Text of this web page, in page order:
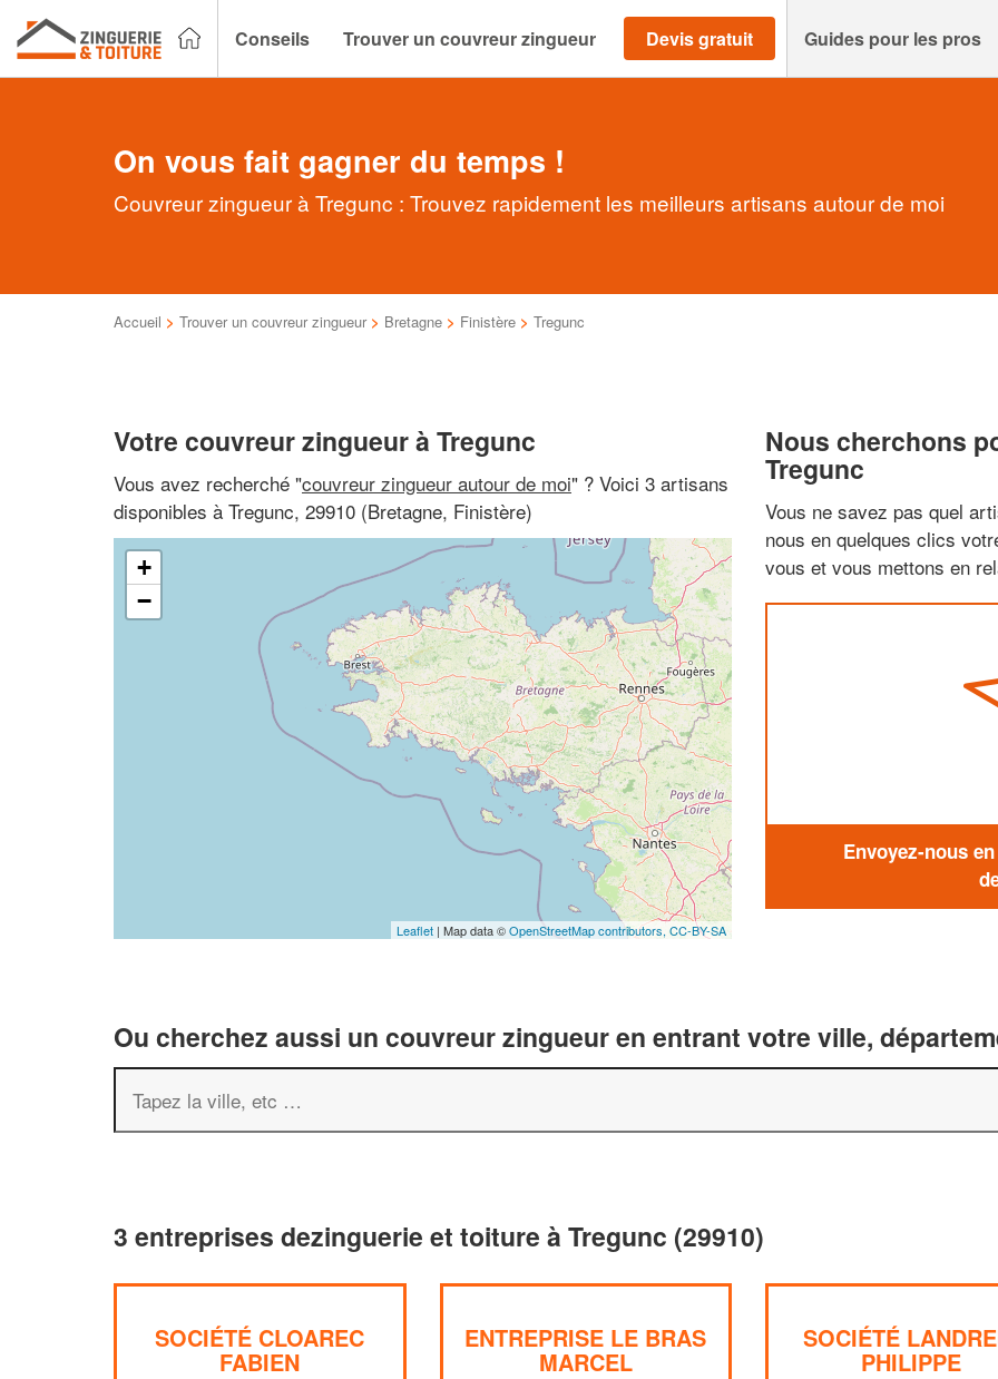
Conseils Trouver un couvreur zingueur Devis gratuit Guides pour les pros
On vous fait gagner du temps !
Couvreur zingueur à Tregunc : Trouvez rapidement les meilleurs artisans autour de moi
Accueil > Trouver un couvreur zingueur > Bretagne > Finistère > Tregunc
Votre couvreur zingueur à Tregunc
Vous avez recherché "couvreur zingueur autour de moi" ? Voici 3 artisans
disponibles à Tregunc, 29910 (Bretagne, Finistère)
+
−
Leaflet | Map data ©OpenStreetMap contributors, CC-BY-SA
Nous cherchons
Tregunc
Vous ne savez pas quel
nous en quelques clics
vous et vous mettons en
Envoyez-nous
Ou cherchez aussi un couvreur zingueur en entrant votre ville,
3 entreprises dezinguerie et toiture à Tregunc (29910)
SOCIÉTÉ CLOAREC
FABIEN
ENTREPRISE LE BRAS
MARCEL
SOCIÉTÉ
PHILIPPE